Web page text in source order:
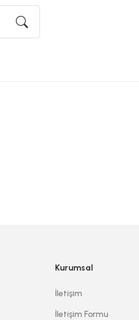
Kurumsal
İletişim
İletişim Formu